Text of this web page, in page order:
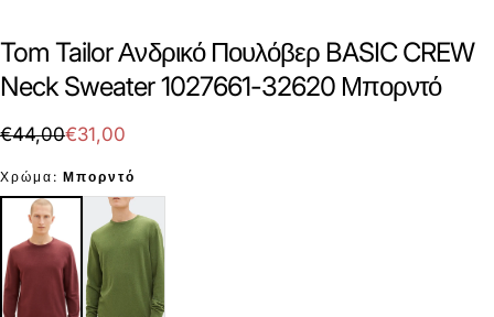
Tom Tailor Ανδρικό Πουλόβερ BASIC CREW
Neck Sweater 1027661-32620 Μπορντό
€31,00
Τιμή
€44,00Τιμή
έκπτωση
€31,00
Χρώμα: Μπορντό